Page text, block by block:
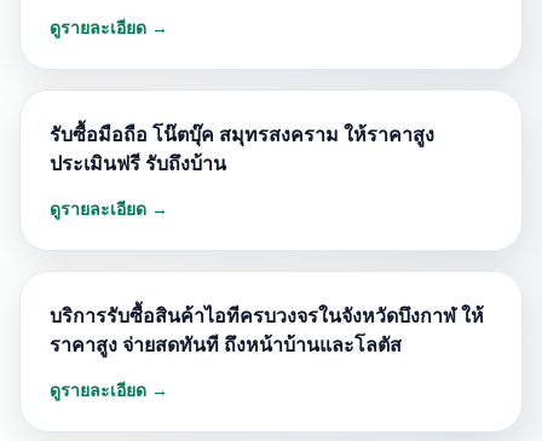
ดูรายละเอียด →
รับซื้อมือถือ โน๊ตบุ๊ค สมุทรสงคราม ให้ราคาสูง
ประเมินฟรี รับถึงบ้าน
ดูรายละเอียด →
บริการรับซื้อสินค้าไอทีครบวงจรในจังหวัดบึงกาฬ ให้
ราคาสูง จ่ายสดทันที ถึงหน้าบ้านและโลตัส
ดูรายละเอียด →